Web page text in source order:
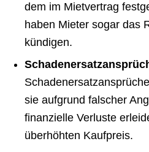
dem im Mietvertrag
haben Mieter sogar das
kündigen.
sie aufgrund falscher
finanzielle Verluste
überhöhten Kaufpreis.